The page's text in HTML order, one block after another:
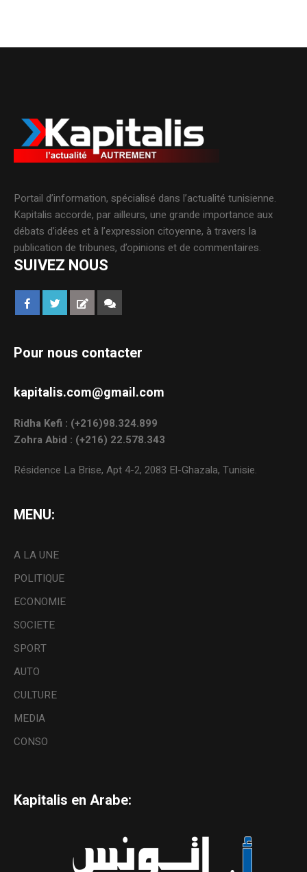
Portail d’information, spécialisé dans l’actualité tunisienne.
Kapitalis accorde, par ailleurs, une grande importance aux
débats d’idées et à l’expression citoyenne, à travers la
publication de tribunes, d’opinions et de commentaires.
SUIVEZ NOUS
Pour nous contacter
kapitalis.com@gmail.com
Ridha Kefi : (+216)98.324.899
Zohra Abid : (+216) 22.578.343
Résidence La Brise, Apt 4-2, 2083 El-Ghazala, Tunisie.
MENU:
A LA UNE
POLITIQUE
ECONOMIE
SOCIETE
SPORT
AUTO
CULTURE
MEDIA
CONSO
Kapitalis en Arabe: